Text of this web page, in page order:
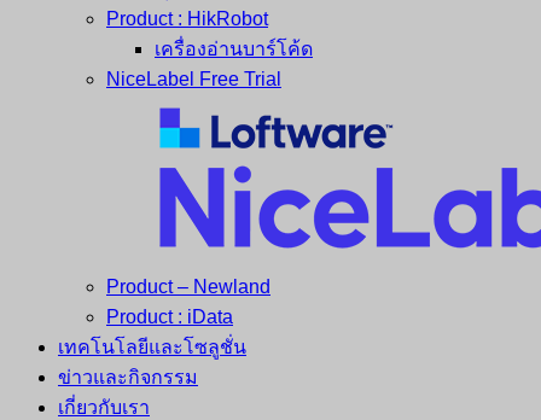
Product : HikRobot
เครื่องอ่านบาร์โค้ด
NiceLabel Free Trial
Product – Newland
Product : iData
เทคโนโลยีและโซลูชั่น
ข่าวและกิจกรรม
เกี่ยวกับเรา